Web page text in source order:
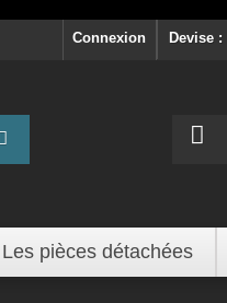
Devise :
Connexion
Les pièces détachées